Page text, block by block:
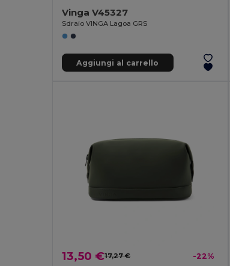
Vinga V45327
Sdraio VINGA Lagoa GRS
Aggiungi al carrello
13,50 €17,27 € -22%